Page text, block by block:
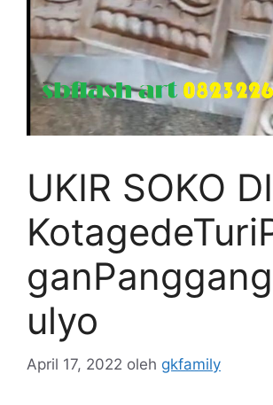
UKIR SOKO DI
ulyo
April 17, 2022 oleh gkfamily